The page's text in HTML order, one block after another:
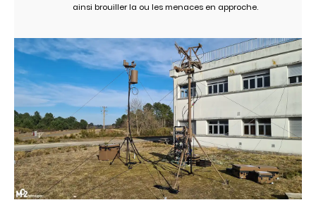
ainsi brouiller la ou les menaces en approche.